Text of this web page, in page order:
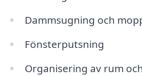
Dammsugning och
Fönsterputsning
Organisering av rum